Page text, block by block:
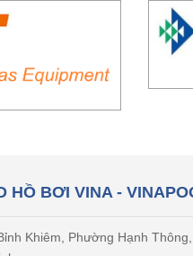
Khiêm, Phường Hạnh Thông,